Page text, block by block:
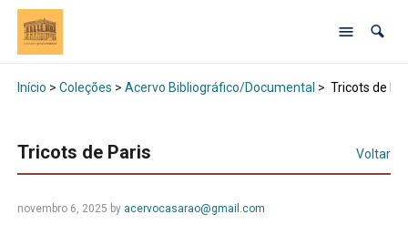
Início > Coleções > Acervo Bibliográfico/Documental > Tricots de
Tricots de Paris Voltar
novembro 6, 2025 by acervocasarao@gmail.com